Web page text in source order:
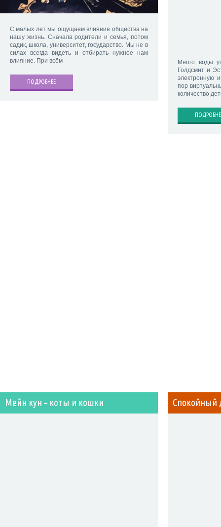
С малых лет мы ощущаем влияние общества на
нашу жизнь. Сначала родители и семья, потом
садик, школа, университет, государство. Мы не в
силах всегда видеть и отбирать нужное нам
влияние. При всём
ПОДРОБНЕЕ
Много воды
Голдсмит и
электронную
пор
количество
Мейн кун – коты и кошки Спокойный